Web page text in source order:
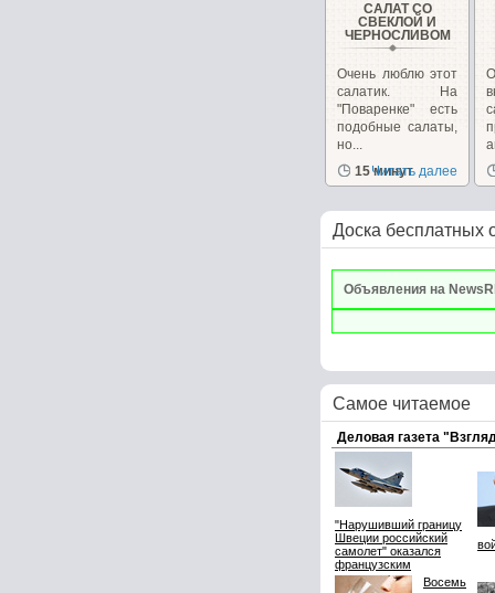
САЛАТ СО
СВЕКЛОЙ И
ЧЕРНОСЛИВОМ
Очень люблю этот
салатик. На
"Поваренке" есть
подобные салаты,
но...
15 минут
Читать далее
Доска бесплатных
Объявления на
Самое читаемое